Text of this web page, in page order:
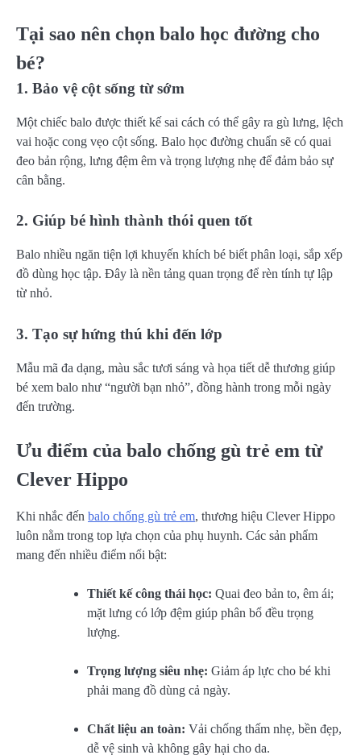
Tại sao nên chọn balo học đường cho
bé?
1. Bảo vệ cột sống từ sớm
Một chiếc balo được thiết kế sai cách có thể gây ra gù lưng, lệch
vai hoặc cong vẹo cột sống. Balo học đường chuẩn sẽ có quai
đeo bản rộng, lưng đệm êm và trọng lượng nhẹ để đảm bảo sự
cân bằng.
2. Giúp bé hình thành thói quen tốt
Balo nhiều ngăn tiện lợi khuyến khích bé biết phân loại, sắp xếp
đồ dùng học tập. Đây là nền tảng quan trọng để rèn tính tự lập
từ nhỏ.
3. Tạo sự hứng thú khi đến lớp
Mẫu mã đa dạng, màu sắc tươi sáng và họa tiết dễ thương giúp
bé xem balo như “người bạn nhỏ”, đồng hành trong mỗi ngày
đến trường.
Ưu điểm của balo chống gù trẻ em từ
Clever Hippo
Khi nhắc đến balo chống gù trẻ em, thương hiệu Clever Hippo
luôn nằm trong top lựa chọn của phụ huynh. Các sản phẩm
mang đến nhiều điểm nổi bật:
Thiết kế công thái học: Quai đeo bản to, êm ái;
mặt lưng có lớp đệm giúp phân bổ đều trọng
lượng.
Trọng lượng siêu nhẹ: Giảm áp lực cho bé khi
phải mang đồ dùng cả ngày.
Chất liệu an toàn: Vải chống thấm nhẹ, bền đẹp,
dễ vệ sinh và không gây hại cho da.